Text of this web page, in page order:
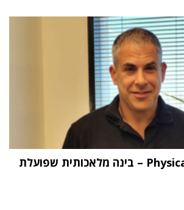
"העתיד הוא Physical AI – בינה מלאכותית שפועלת